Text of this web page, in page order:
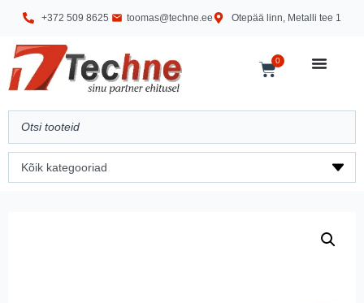
+372 509 8625 toomas@techne.ee Otepää linn, Metalli tee 1
0